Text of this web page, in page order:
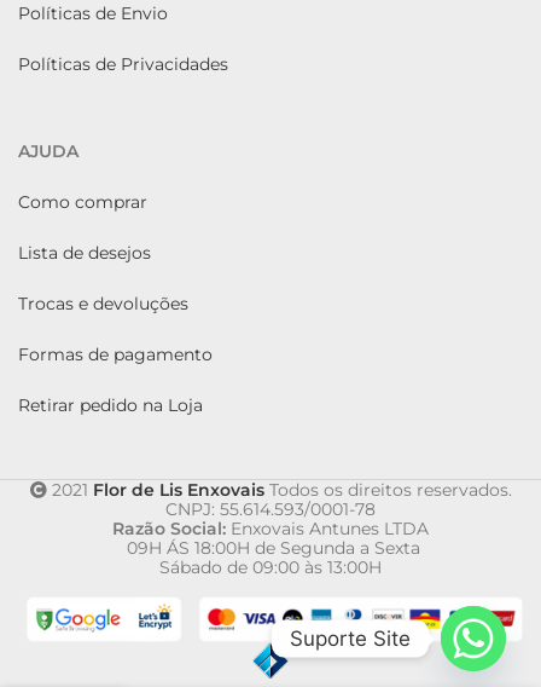
Políticas de Envio
Políticas de Privacidades
AJUDA
Como comprar
Lista de desejos
Trocas e devoluções
Formas de pagamento
Retirar pedido na Loja
2021 Flor de Lis EnxovaisTodos os direitos reservados.
CNPJ: 55.614.593/0001-78
Razão Social: Enxovais Antunes LTDA
09H ÁS 18:00H de Segunda a Sexta
Sábado de 09:00 às 13:00H
Suporte Site